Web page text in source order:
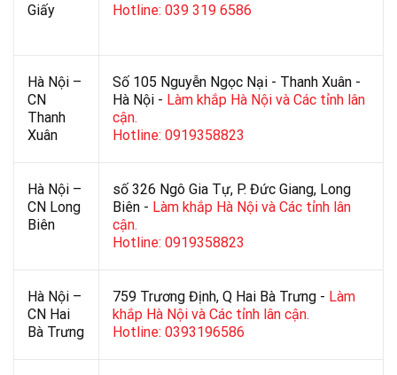
Giấy
Hotline: 039 319 6586
Hà Nội –
CN
Thanh
Xuân
Số 105 Nguyễn Ngọc Nại - Thanh Xuân -
Hà Nội - Làm khắp Hà Nội và Các tỉnh lân
cận.
Hotline: 0919358823
Hà Nội –
CN Long
Biên
số 326 Ngô Gia Tự, P. Đức Giang, Long
Biên - Làm khắp Hà Nội và Các tỉnh lân
cận.
Hotline: 0919358823
Hà Nội –
CN Hai
Bà Trưng
759 Trương Định, Q Hai Bà Trưng - Làm
khắp Hà Nội và Các tỉnh lân cận.
Hotline: 0393196586